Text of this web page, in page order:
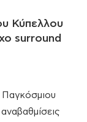
Κύπελλου
surround
Παγκόσμιου